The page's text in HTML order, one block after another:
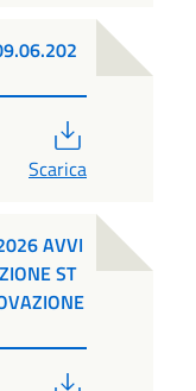
Scarica
AVVI
ST